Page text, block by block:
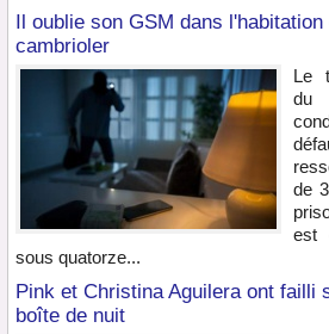
Il oublie son GSM dans
cambrioler
Le
du
de
est
sous quatorze...
Pink et Christina Aguilera ont failli
boîte de nuit